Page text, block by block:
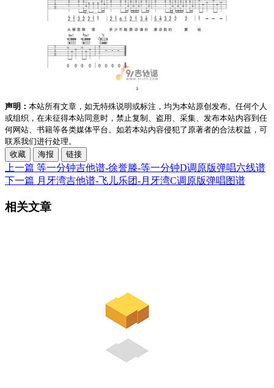
声明： 本站所有文章，如无特殊说明或标注，均为本站原创发布。任何个人
或组织，在未征得本站同意时，禁止复制、盗用、采集、发布本站内容到任
何网站、书籍等各类媒体平台。如若本站内容侵犯了原著者的合法权益，可
联系我们进行处理。
收藏
海报 链接
上一篇 等一分钟吉他谱-徐誉滕-等一分钟D调原版弹唱六线谱
下一篇 月牙湾吉他谱-飞儿乐团-月牙湾C调原版弹唱图谱
相关文章